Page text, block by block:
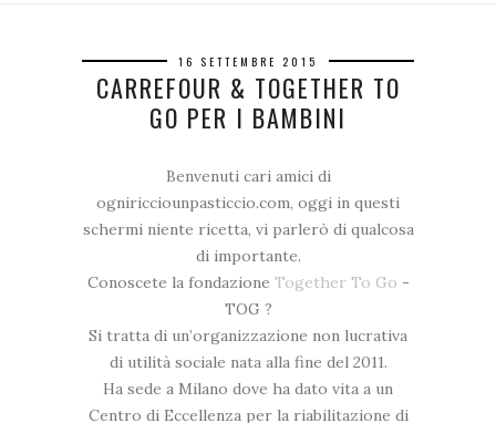
16 SETTEMBRE 2015
CARREFOUR & TOGETHER TO
GO PER I BAMBINI
Benvenuti cari amici di
ogniricciounpasticcio.com, oggi in questi
schermi niente ricetta, vi parlerò di qualcosa
di importante.
Conoscete la fondazione Together To Go -
TOG ?
Si tratta di un’organizzazione non lucrativa
di utilità sociale nata alla fine del 2011.
Ha sede a Milano dove ha dato vita a un
Centro di Eccellenza per la riabilitazione di